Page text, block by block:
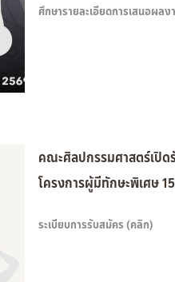
ศึกษารายละเอียดการเสนอผ
คณะศิลปกรรมศาสตร์เปิด
โครงการผู้มีทักษะพิเศษ
ระเบียบการรับสมัคร (คลิก)